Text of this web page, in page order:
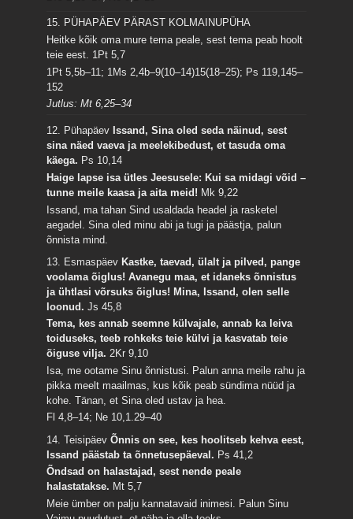
15. PÜHAPÄEV PÄRAST KOLMAINUPÜHA
Heitke kõik oma mure tema peale, sest tema peab hoolt
teie eest. 1Pt 5,7
1Pt 5,5b–11; 1Ms 2,4b–9(10–14)15(18–25); Ps 119,145–
152
Jutlus: Mt 6,25–34
12. Pühapäev Issand, Sina oled seda näinud, sest
sina näed vaeva ja meelekibedust, et tasuda oma
käega. Ps 10,14
Haige lapse isa ütles Jeesusele: Kui sa midagi võid –
tunne meile kaasa ja aita meid! Mk 9,22
Issand, ma tahan Sind usaldada headel ja rasketel
aegadel. Sina oled minu abi ja tugi ja päästja, palun
õnnista mind.
13. EsmaspäevKastke, taevad, ülalt ja pilved, pange
voolama õiglus! Avanegu maa, et idaneks õnnistus
ja ühtlasi võrsuks õiglus! Mina, Issand, olen selle
loonud.Js 45,8
Tema, kes annab seemne külvajale, annab ka leiva
toiduseks, teeb rohkeks teie külvi ja kasvatab teie
õiguse vilja.2Kr 9,10
Isa, me ootame Sinu õnnistusi. Palun anna meile rahu ja
pikka meelt maailmas, kus kõik peab sündima nüüd ja
kohe. Tänan, et Sina oled ustav ja hea.
Fl 4,8–14; Ne 10,1.29–40
14. TeisipäevÕnnis on see, kes hoolitseb kehva eest,
Issand päästab ta õnnetusepäeval. Ps 41,2
Õndsad on halastajad, sest nende peale
halastatakse. Mt 5,7
Meie ümber on palju kannatavaid inimesi. Palun Sinu